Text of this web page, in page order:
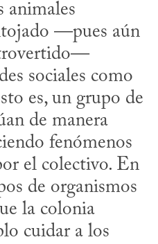
animales
—pues aún
es, un grupo de
de manera
fenómenos
el colectivo. En
de organismos
la colonia
cuidar a los